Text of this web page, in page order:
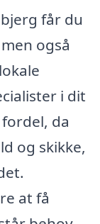
får du
også
i dit
da
og skikke,
at få